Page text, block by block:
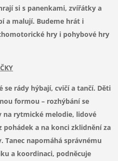
si s panenkami, zvířátky a
a malují. Budeme hrát i
hry i pohybové hry
rády hýbají, cvičí a tančí. Děti
formou – rozhýbání se
na rytmické melodie, lidové
pohádek a na konci zklidnění za
napomáhá správnému
a koordinaci, podněcuje